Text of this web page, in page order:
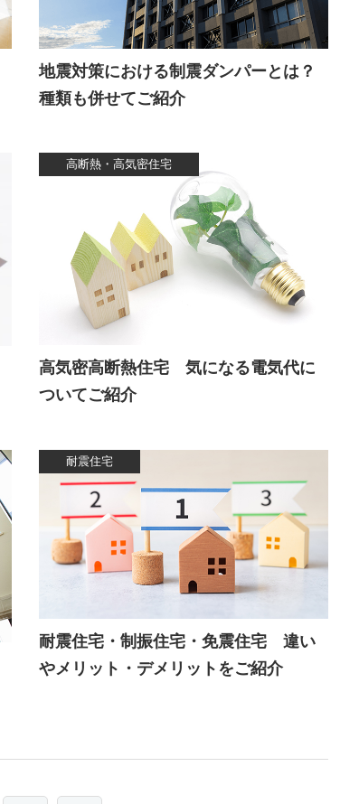
地震対策における制震ダンパーとは？
種類も併せてご紹介
高断熱・高気密住宅
高気密高断熱住宅 気になる電気代に
ついてご紹介
耐震住宅
耐震住宅・制振住宅・免震住宅 違い
やメリット・デメリットをご紹介